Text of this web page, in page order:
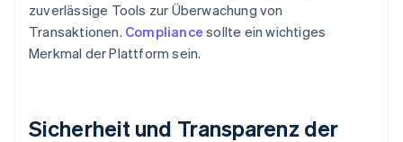
zuverlässige Tools zur Überwachung von
Transaktionen. Compliance sollte ein wichtiges
Merkmal der Plattform sein.
Sicherheit und Transparenz der